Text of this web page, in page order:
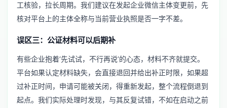
工核验，拉长周期。我们建议在发起企业微信主体变更前，先
核对平台上的主体全称与当前营业执照是否一字不差。
误区三：公证材料可以后期补
有些企业抱着‘先试试，不行再说’的心态，材料不齐就提交。
平台如果认定材料缺失，会直接退回并给出补正时限，如果超
过补正时间，申请可能被关闭，得重新发起，整个流程倒退到
起点。我们实际处理时发现，与其反复试错，不如在启动之前